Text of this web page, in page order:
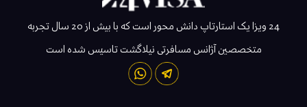
24 ویزا یک استارتاپ دانش محور است که با بیش از 20 سال تجربه
متخصصین آژانس مسافرتی نیلاگشت تاسیس شده است